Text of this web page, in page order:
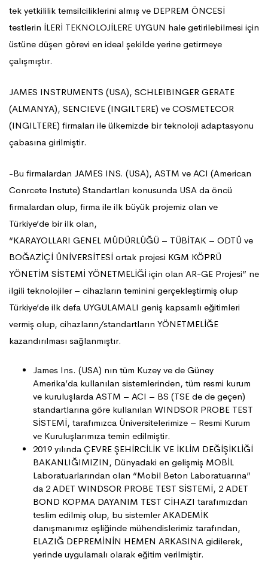
tek yetkililik temsilciliklerini almış ve DEPREM ÖNCESİ
testlerin İLERİ TEKNOLOJİLERE UYGUN hale getirilebilmesi için
üstüne düşen görevi en ideal şekilde yerine getirmeye
çalışmıştır.
JAMES INSTRUMENTS (USA), SCHLEIBINGER GERATE
(ALMANYA), SENCIEVE (INGILTERE) ve COSMETECOR
(INGILTERE) firmaları ile ülkemizde bir teknoloji adaptasyonu
çabasına girilmiştir.
-Bu firmalardan JAMES INS. (USA), ASTM ve ACI (American
Conrcete Instute) Standartları konusunda USA da öncü
firmalardan olup, firma ile ilk büyük projemiz olan ve
Türkiye’de bir ilk olan,
“KARAYOLLARI GENEL MÜDÜRLÜĞÜ – TÜBİTAK – ODTÜ ve
BOĞAZİÇİ ÜNİVERSİTESİ ortak projesi KGM KÖPRÜ
YÖNETİM SİSTEMİ YÖNETMELİĞİ için olan AR-GE Projesi” ne
ilgili teknolojiler – cihazların teminini gerçekleştirmiş olup
Türkiye’de ilk defa UYGULAMALI geniş kapsamlı eğitimleri
vermiş olup, cihazların/standartların YÖNETMELİĞE
kazandırılması sağlanmıştır.
James Ins. (USA) nın tüm Kuzey ve de Güney
Amerika’da kullanılan sistemlerinden, tüm resmi kurum
ve kuruluşlarda ASTM – ACI – BS (TSE de de geçen)
standartlarına göre kullanılan WINDSOR PROBE TEST
SİSTEMİ, tarafımızca Üniversitelerimize – Resmi Kurum
ve Kuruluşlarımıza temin edilmiştir.
2019 yılında ÇEVRE ŞEHİRCİLİK VE İKLİM DEĞİŞİKLİĞİ
BAKANLIĞIMIZIN, Dünyadaki en gelişmiş MOBİL
Laboratuarlarından olan “Mobil Beton Laboratuarına”
da 2 ADET WINDSOR PROBE TEST SİSTEMİ, 2 ADET
BOND KOPMA DAYANIM TEST CİHAZI tarafımızdan
teslim edilmiş olup, bu sistemler AKADEMİK
danışmanımız eşliğinde mühendislerimiz tarafından,
ELAZIĞ DEPREMİNİN HEMEN ARKASINA gidilerek,
yerinde uygulamalı olarak eğitim verilmiştir.